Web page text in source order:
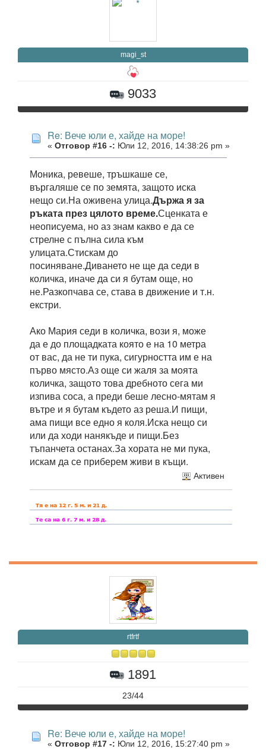
magi_st
9033
Re: Вече юли е, хайде на море!
« Отговор #16 -: Юли 12, 2016, 14:38:26 pm »
Моника, ревеше, тръшкаше се,
въргаляше се по земята, защото иска
нещо си.На оживена улица.Държа я за
ръката през цялото време.Сценката е
неописуема, но аз знам какво е да се
стрелне с пълна сила към
улицата.Стискам до
посиняване.Диването не ще да седи в
количка, иначе да си я бутам още, но
не.Разкопчава се, става в движение и т.н.
екстри.
Ако Мария седи в количка, вози я, може
да е до площадката която е на 10 метра
от вас, да не ти пука, сигурността им е на
първо място.Аз още си жаля за моята
количка, защото това дребното сега ми
изпива соса, а преди беше лесно-мятам я
вътре и я бутам където аз реша.И пищи,
ама пищи все едно я коля.Иска нещо си
или да ходи нанякъде и пищи.Без
тъпанчета останах.За хората не ми пука,
искам да се приберем живи в къщи.
Активен
rtfrtf
1891
23/44
Re: Вече юли е, хайде на море!
« Отговор #17 -: Юли 12, 2016, 15:27:40 pm »